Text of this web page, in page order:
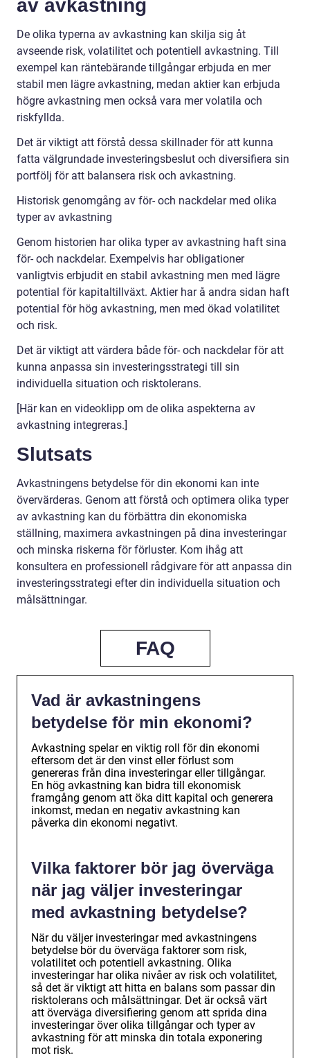
av avkastning
De olika typerna av avkastning kan skilja sig åt
avseende risk, volatilitet och potentiell avkastning. Till
exempel kan räntebärande tillgångar erbjuda en mer
stabil men lägre avkastning, medan aktier kan erbjuda
högre avkastning men också vara mer volatila och
riskfyllda.
Det är viktigt att förstå dessa skillnader för att kunna
fatta välgrundade investeringsbeslut och diversifiera sin
portfölj för att balansera risk och avkastning.
Historisk genomgång av för- och nackdelar med olika
typer av avkastning
Genom historien har olika typer av avkastning haft sina
för- och nackdelar. Exempelvis har obligationer
vanligtvis erbjudit en stabil avkastning men med lägre
potential för kapitaltillväxt. Aktier har å andra sidan haft
potential för hög avkastning, men med ökad volatilitet
och risk.
Det är viktigt att värdera både för- och nackdelar för att
kunna anpassa sin investeringsstrategi till sin
individuella situation och risktolerans.
[Här kan en videoklipp om de olika aspekterna av
avkastning integreras.]
Slutsats
Avkastningens betydelse för din ekonomi kan inte
övervärderas. Genom att förstå och optimera olika typer
av avkastning kan du förbättra din ekonomiska
ställning, maximera avkastningen på dina investeringar
och minska riskerna för förluster. Kom ihåg att
konsultera en professionell rådgivare för att anpassa din
investeringsstrategi efter din individuella situation och
målsättningar.
FAQ
Vad är avkastningens
betydelse för min ekonomi?
Avkastning spelar en viktig roll för din ekonomi
eftersom det är den vinst eller förlust som
genereras från dina investeringar eller tillgångar.
En hög avkastning kan bidra till ekonomisk
framgång genom att öka ditt kapital och generera
inkomst, medan en negativ avkastning kan
påverka din ekonomi negativt.
Vilka faktorer bör jag överväga
när jag väljer investeringar
med avkastning betydelse?
När du väljer investeringar med avkastningens
betydelse bör du överväga faktorer som risk,
volatilitet och potentiell avkastning. Olika
investeringar har olika nivåer av risk och volatilitet,
så det är viktigt att hitta en balans som passar din
risktolerans och målsättningar. Det är också värt
att överväga diversifiering genom att sprida dina
investeringar över olika tillgångar och typer av
avkastning för att minska din totala exponering
mot risk.